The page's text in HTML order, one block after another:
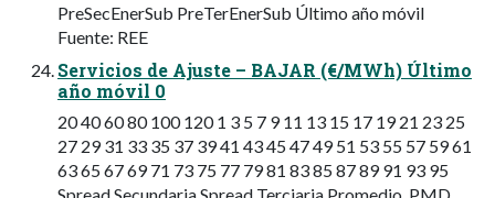
PreSecEnerSub PreTerEnerSub Último año móvil
Fuente: REE
Servicios de Ajuste – BAJAR (€/MWh) Último
año móvil 0
20 40 60 80 100 120 1 3 5 7 9 11 13 15 17 19 21 23 25
27 29 31 33 35 37 39 41 43 45 47 49 51 53 55 57 59 61
63 65 67 69 71 73 75 77 79 81 83 85 87 89 91 93 95